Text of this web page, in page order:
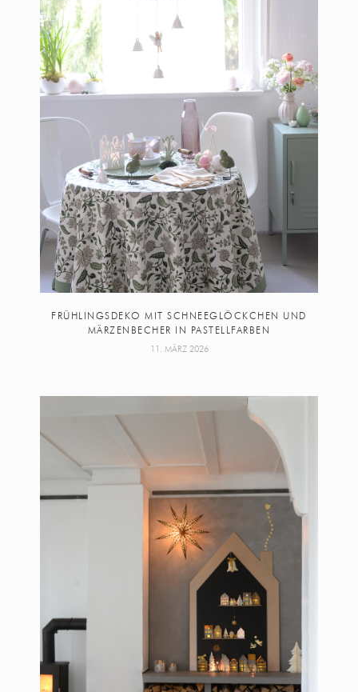
FRÜHLINGSDEKO MIT SCHNEEGLÖCKCHEN UND
MÄRZENBECHER IN PASTELLFARBEN
11. MÄRZ 2026